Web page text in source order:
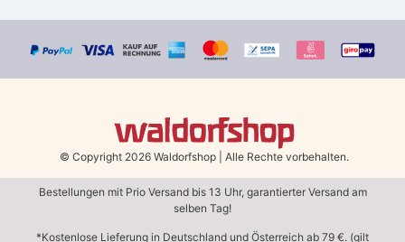
© Copyright 2026 Waldorfshop Alle Rechte vorbehalten.
Bestellungen mit Prio Versand bis 13 Uhr, garantierter Versand am
selben Tag!
*Kostenlose Lieferung in Deutschland und Österreich ab 79 €. (gilt